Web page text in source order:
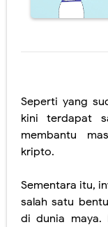
Seperti yang
kini terdapat
membantu
kripto.
Sementara itu,
salah satu
di dunia maya.